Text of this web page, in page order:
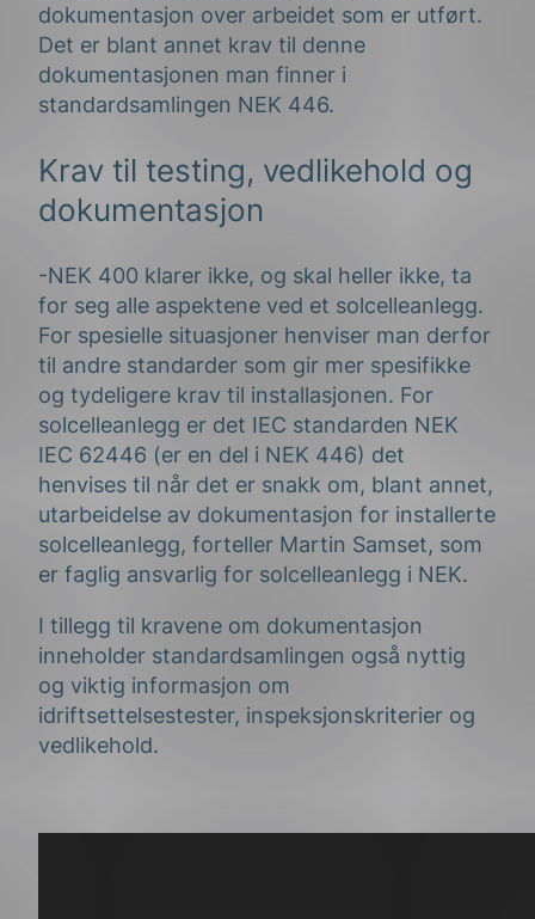
dokumentasjon over arbeidet som er utført.
Det er blant annet krav til denne
dokumentasjonen man finner i
standardsamlingen NEK 446.
Krav til testing, vedlikehold og
dokumentasjon
-NEK 400 klarer ikke, og skal heller ikke, ta
for seg alle aspektene ved et solcelleanlegg.
For spesielle situasjoner henviser man derfor
til andre standarder som gir mer spesifikke
og tydeligere krav til installasjonen. For
solcelleanlegg er det IEC standarden NEK
IEC 62446 (er en del i NEK 446) det
henvises til når det er snakk om, blant annet,
utarbeidelse av dokumentasjon for installerte
solcelleanlegg, forteller Martin Samset, som
er faglig ansvarlig for solcelleanlegg i NEK.
I tillegg til kravene om dokumentasjon
inneholder standardsamlingen også nyttig
og viktig informasjon om
idriftsettelsestester, inspeksjonskriterier og
vedlikehold.